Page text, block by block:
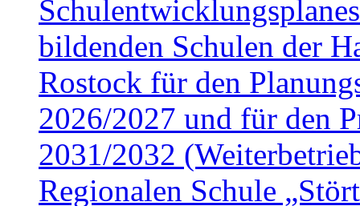
bildenden Schulen der
Rostock für den
2026/2027 und für den
2031/2032
Regionalen Schule